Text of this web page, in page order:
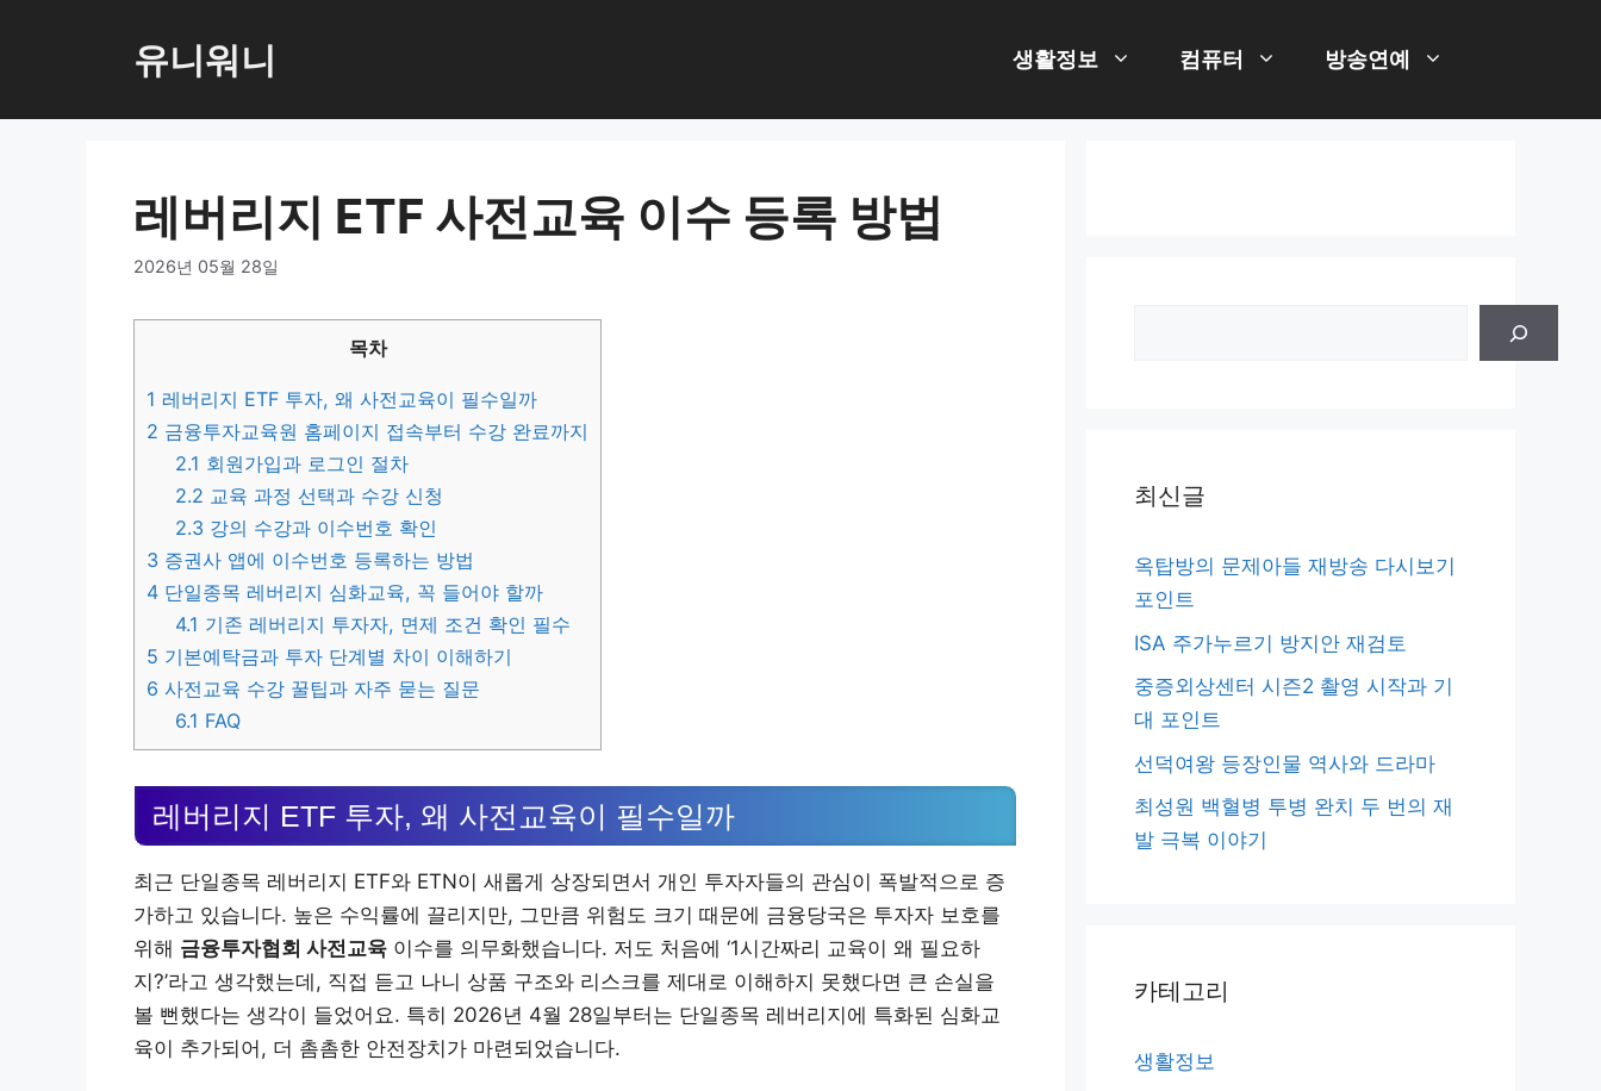
로
유니워니 생활정보 컴퓨터 방송연예
레버리지 ETF 사전교육 이수 등록 방법
2026년 05월 28일
목차
1 레버리지 ETF 투자, 왜 사전교육이 필수일까
2 금융투자교육원 홈페이지 접속부터 수강 완료까지
2.1 회원가입과 로그인 절차
2.2 교육 과정 선택과 수강 신청
2.3 강의 수강과 이수번호 확인
3 증권사 앱에 이수번호 등록하는 방법
4 단일종목 레버리지 심화교육, 꼭 들어야 할까
4.1 기존 레버리지 투자자, 면제 조건 확인 필수
5 기본예탁금과 투자 단계별 차이 이해하기
6 사전교육 수강 꿀팁과 자주 묻는 질문
6.1 FAQ
레버리지 ETF 투자, 왜 사전교육이 필수일까
최근 단일종목 레버리지 ETF와 ETN이 새롭게 상장되면서 개인 투자자들의 관심이 폭발적으로 증
가하고 있습니다. 높은 수익률에 끌리지만, 그만큼 위험도 크기 때문에 금융당국은 투자자 보호를
위해 금융투자협회 사전교육 이수를 의무화했습니다. 저도 처음에 ‘1시간짜리 교육이 왜 필요하
지?’라고 생각했는데, 직접 듣고 나니 상품 구조와 리스크를 제대로 이해하지 못했다면 큰 손실을
볼 뻔했다는 생각이 들었어요. 특히 2026년 4월 28일부터는 단일종목 레버리지에 특화된 심화교
육이 추가되어, 더 촘촘한 안전장치가 마련되었습니다.
최신글
옥탑방의 문제아들 재방송 다시보기
포인트
ISA 주가누르기 방지안 재검토
중증외상센터 시즌2 촬영 시작과 기
대 포인트
선덕여왕 등장인물 역사와 드라마
최성원 백혈병 투병 완치 두 번의 재
발 극복 이야기
카테고리
생활정보